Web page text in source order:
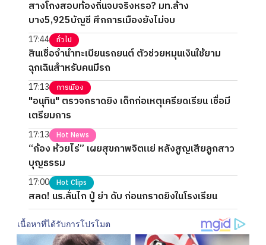
สางโกงสอบท้องถิ่นจบจริงหรอ? มท.ล้าง
บาง5,925บัญชี ศึกการเมืองยังไม่จบ
17:44 ทั่วไป
สินเชื่อจำนำทะเบียนรถยนต์ ตัวช่วยหมุนเงินใช้ยาม
ฉุกเฉินสำหรับคนมีรถ
17:13 การเมือง
"อนุทิน" ตรวจกราดยิง เด็กก่อเหตุเครียดเรียน เชื่อมี
เตรียมการ
17:13 Hot News
“ก้อง ห้วยไร่” เผยสุขภาพจิตแย่ หลังสูญเสียลูกสาว
บุญธรรม
17:00 Hot Clips
สลด! นร.ลั่นไก ปู่ ย่า ดับ ก่อนกราดยิงในโรงเรียน